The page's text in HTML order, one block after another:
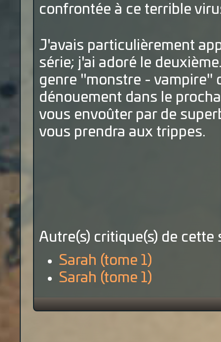
confrontée à ce terrible
J'avais particulièrement
série; j'ai adoré le
genre "monstre - vampire"
dénouement dans le
vous envoûter par de
vous prendra aux trippes.
Autre(s) critique(s) de cette
Sarah (tome 1)
Sarah (tome 1)